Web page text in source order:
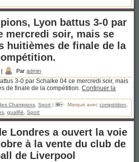
Lyon battus 3-0 par
mercredi soir, mais se
huitièmes de finale de la
Par admin
3-0 par Schalke 04 ce mercredi soir, mais
de finale de la compétition.Continuer la
Champions ,Sport | Marqué avec compétition
,qualifié,Sport
Londres a ouvert la voie
à la vente du club de
de Liverpool